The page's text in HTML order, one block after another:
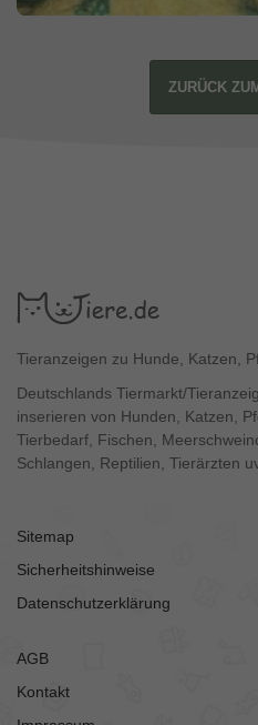
ZURÜCK
Tieranzeigen zu Hunde, Katzen,
Deutschlands Tiermarkt/
inserieren von Hunden, Katzen,
Tierbedarf, Fischen,
Schlangen, Reptilien, Tierärzten
Sitemap
Sicherheitshinweise
Datenschutzerklärung
AGB
Kontakt